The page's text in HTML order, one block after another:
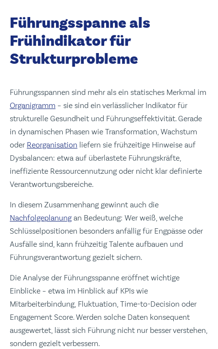
Führungsspanne als
Frühindikator für
Strukturprobleme
Führungsspannen sind mehr als ein statisches Merkmal im
Organigramm – sie sind ein verlässlicher Indikator für
strukturelle Gesundheit und Führungseffektivität. Gerade
in dynamischen Phasen wie Transformation, Wachstum
oder Reorganisation liefern sie frühzeitige Hinweise auf
Dysbalancen: etwa auf überlastete Führungskräfte,
ineffiziente Ressourcennutzung oder nicht klar definierte
Verantwortungsbereiche.
In diesem Zusammenhang gewinnt auch die
Nachfolgeplanung an Bedeutung: Wer weiß, welche
Schlüsselpositionen besonders anfällig für Engpässe oder
Ausfälle sind, kann frühzeitig Talente aufbauen und
Führungsverantwortung gezielt sichern.
Die Analyse der Führungsspanne eröffnet wichtige
Einblicke – etwa im Hinblick auf KPIs wie
Mitarbeiterbindung, Fluktuation, Time-to-Decision oder
Engagement Score. Werden solche Daten konsequent
ausgewertet, lässt sich Führung nicht nur besser verstehen,
sondern gezielt verbessern.